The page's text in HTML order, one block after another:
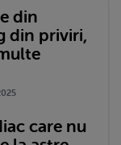
din
din priviri,
care nu